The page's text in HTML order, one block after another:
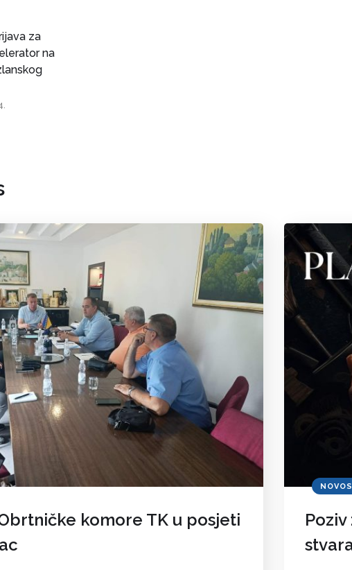
za
na
komore TK u posjeti